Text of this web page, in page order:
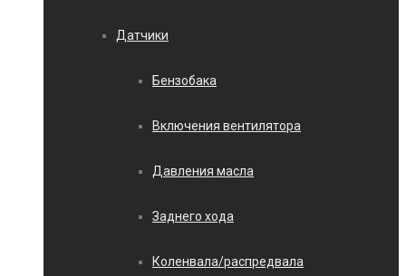
Датчики
Бензобака
Включения вентилятора
Давления масла
Заднего хода
Коленвала/распредвала